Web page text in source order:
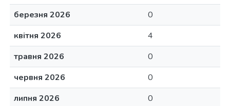
березня 2026
0
квітня 2026
4
травня 2026
0
червня 2026
0
липня 2026
0